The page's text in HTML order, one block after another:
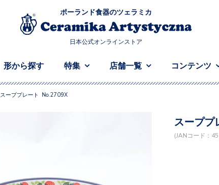
ポーランド食器のツェラミカ
日本公式オンラインストア
形から探す 特集 店舗一覧 コンテンツ
スーププレート No.2709X
スープ
(JANコード：